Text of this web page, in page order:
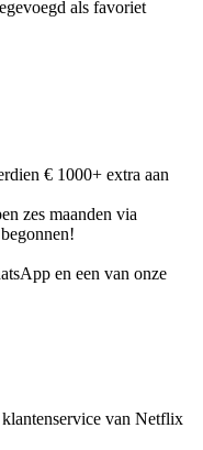
als favoriet
€ 1000+ extra aan
zes maanden via
en een van onze
van Netflix